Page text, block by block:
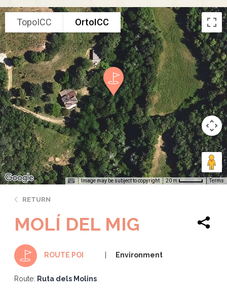
TopoICC OrtoICC
Image may be subject to copyright 20 m Terms
RETURN
MOLÍ DEL MIG
ROUTE POI Environment
Route: Ruta dels Molins